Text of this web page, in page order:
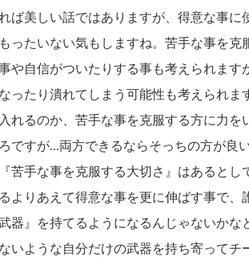
ば美しい話ではありますが、得意な事に
ったいない気もしますね。苦手な事を克
や自信がついたりする事も考えられます
ったり潰れてしまう可能性も考えられま
れるのか、苦手な事を克服する方に力を
ですが...両方できるならそっちの方が良
苦手な事を克服する大切さ』はあるとし
よりあえて得意な事を更に伸ばす事で、
器』を持てるようになるんじゃないかな
いような自分だけの武器を持ち寄ってチ